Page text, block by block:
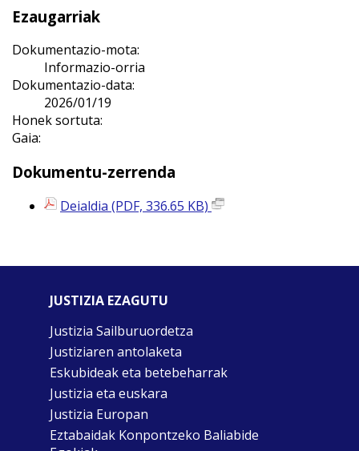
Ezaugarriak
Dokumentazio-mota:
Informazio-orria
Dokumentazio-data:
2026/01/19
Honek sortuta:
Gaia:
Dokumentu-zerrenda
Deialdia (PDF, 336.65 KB)
JUSTIZIA EZAGUTU
Justizia Sailburuordetza
Justiziaren antolaketa
Eskubideak eta betebeharrak
Justizia eta euskara
Justizia Europan
Eztabaidak Konpontzeko Baliabide